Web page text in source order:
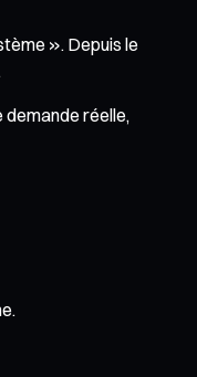
». Depuis le
demande réelle,